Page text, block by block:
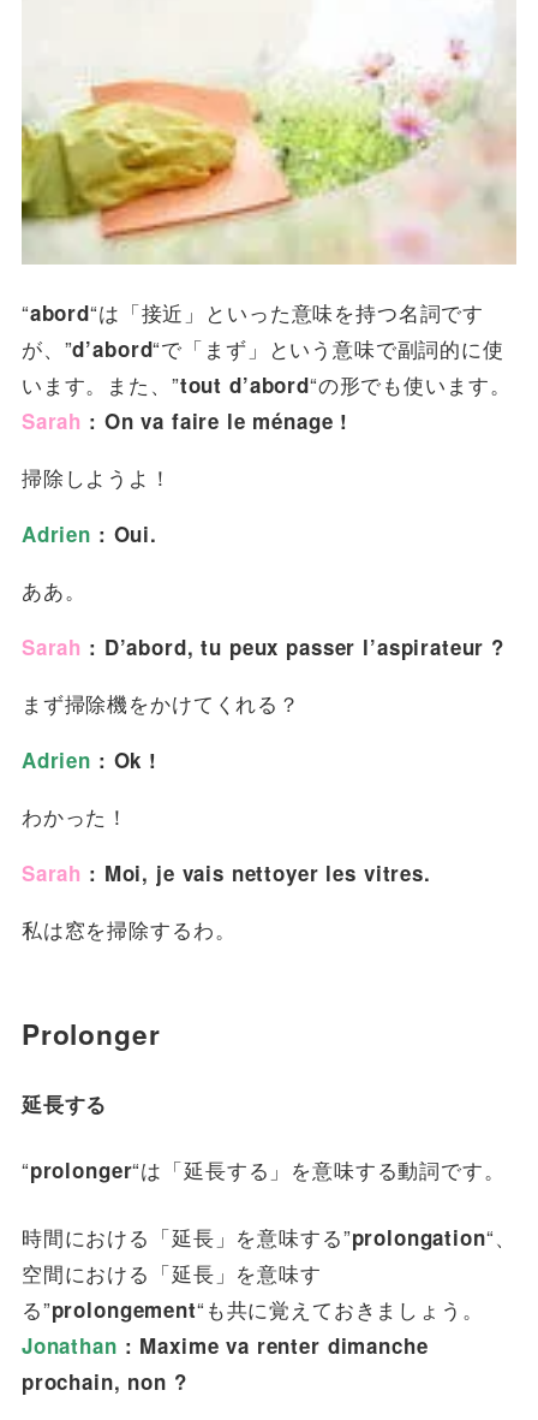
“abord“は「接近」といった意味を持つ名詞です
が、”d’abord“で「まず」という意味で副詞的に使
います。また、”tout d’abord“の形でも使います。
Sarah : On va faire le ménage !
掃除しようよ！
Adrien : Oui.
ああ。
Sarah : D’abord, tu peux passer l’aspirateur ?
まず掃除機をかけてくれる？
Adrien : Ok !
わかった！
Sarah : Moi, je vais nettoyer les vitres.
私は窓を掃除するわ。
Prolonger
延長する
“prolonger“は「延長する」を意味する動詞です。
時間における「延長」を意味する”prolongation“、
空間における「延長」を意味す
る”prolongement“も共に覚えておきましょう。
Jonathan : Maxime va renter dimanche
prochain, non ?